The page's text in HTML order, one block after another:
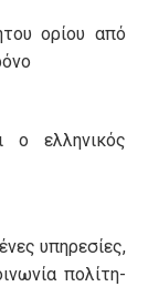
ορίου από
ο ελληνικός
υπηρεσίες,
πολίτη-